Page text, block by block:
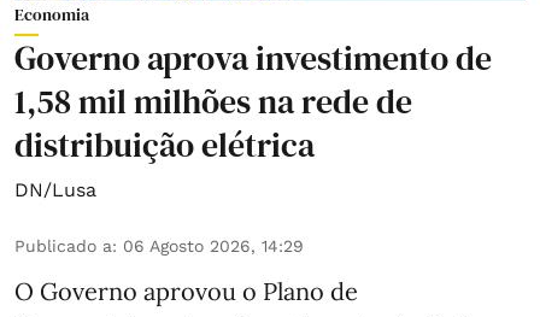
Economia
Governo aprova investimento de
1,58 mil milhões na rede de
distribuição elétrica
DN/Lusa
Publicado a: 06 Agosto 2026, 14:29
O Governo aprovou o Plano de